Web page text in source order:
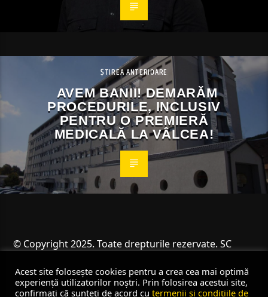
ȘTIREA ANTERIOARE
AVEM BANII! DEMARĂM
PROCEDURILE, INCLUSIV
PENTRU O PREMIERĂ
MEDICALĂ LA VÂLCEA!
© Copyright 2025. Toate drepturile rezervate. SC
Acest site folosește cookies pentru a crea cea mai optimă
experiență utilizatorilor noștri. Prin folosirea acestui site,
confirmați că sunteți de acord cu termenii și condițiile de